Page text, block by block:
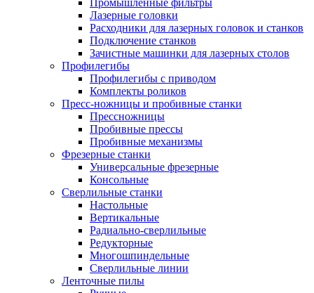
Промышленные фильтры
Лазерные головки
Расходники для лазерных головок и станков
Подключение станков
Зачистные машинки для лазерных столов
Профилегибы
Профилегибы с приводом
Комплекты роликов
Пресс-ножницы и пробивные станки
Прессножницы
Пробивные прессы
Пробивные механизмы
Фрезерные станки
Универсальные фрезерные
Консольные
Сверлильные станки
Настольные
Вертикальные
Радиально-сверлильные
Редукторные
Многошпиндельные
Сверлильные линии
Ленточные пилы